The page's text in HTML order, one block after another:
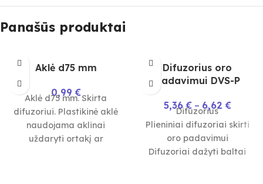
Panašūs produktai
Aklė d75 mm
0,99€
Aklė d75 mm. Skirta
difuzoriui. Plastikinė aklė
naudojama aklinai
uždaryti ortakį ar
Difuzorius oro
padavimui DVS-P
5,36€ – 6,62€
Difuzorius
Plieniniai difuzoriai skirti
oro padavimui
Difuzoriai dažyti baltai